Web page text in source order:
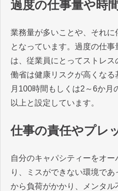
過度の仕事量や時
業務量が多いことや、それに
となっています。過度の仕
は、従業員にとってストレ
働省は健康リスクが高くな
月100時間もしくは2～6か月
以上と設定しています。
仕事の責任やプレ
自分のキャパシティーをオ
り、ミスができない環境で
から負荷がかかり、メンタ